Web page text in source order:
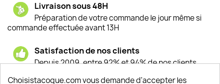
Livraison sous 48H
Préparation de votre commande le jour même si
commande effectuée avant 13H
Satisfaction de nos clients
Depuis 2009, entre 92% et 94% de nos clients
Choisistacoque.com vous demande d'accepter les